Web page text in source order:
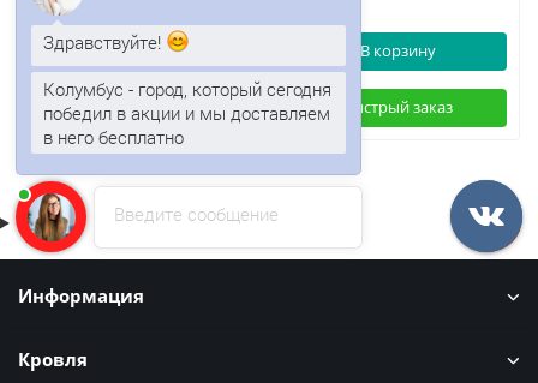
В корзину
Быстрый заказ
В корзину
Быстрый заказ
Информация
Кровля
Введите сообщение
Здравствуйте!
Колумбус - город, который сегодня
победил в акции и мы доставляем
в него бесплатно